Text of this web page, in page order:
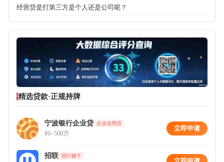
经营贷是打第三方是个人还是公司呢？
精选贷款·正规持牌
宁波银行企业贷 企业信用贷
¥0~500万
立即申请
招联 招行旗下